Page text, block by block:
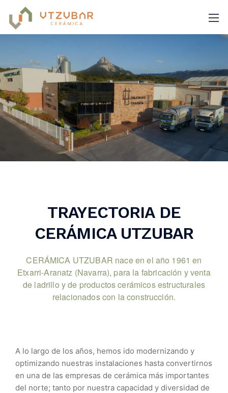
TRAYECTORIA DE
CERÁMICA UTZUBAR
CERÁMICA UTZUBAR nace en el año 1961 en
Etxarri-Aranatz (Navarra), para la fabricación y venta
de ladrillo y de productos cerámicos estructurales
relacionados con la construcción.
A lo largo de los años, hemos ido modernizando y
optimizando nuestras instalaciones hasta convertirnos
en una de las empresas de cerámica más importantes
del norte; tanto por nuestra capacidad y diversidad de